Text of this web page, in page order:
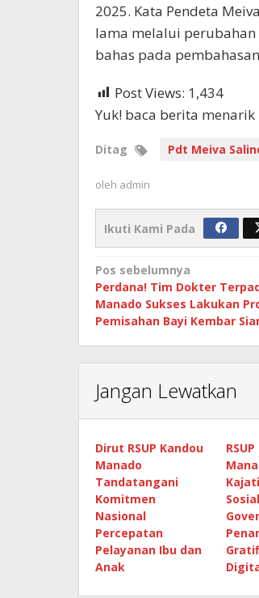
2025. Kata Pendeta
lama melalui perubahan
bahas pada
Post Views: 1,434
Yuk! baca berita
Ditag Pdt Meiva
oleh admin
Ikuti Kami Pada
Navigasi
pos
Pos sebelumnya
Perdana! Tim Dokter
Manado Sukses Lakukan
Pemisahan Bayi Kembar
Jangan Lewatkan
Dirut RSUP Kandou
Manado
Tandatangani
Komitmen
Nasional
Percepatan
Pelayanan Ibu dan
Anak